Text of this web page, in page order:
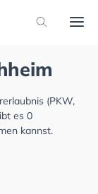
(PKW,
es 0
kannst.